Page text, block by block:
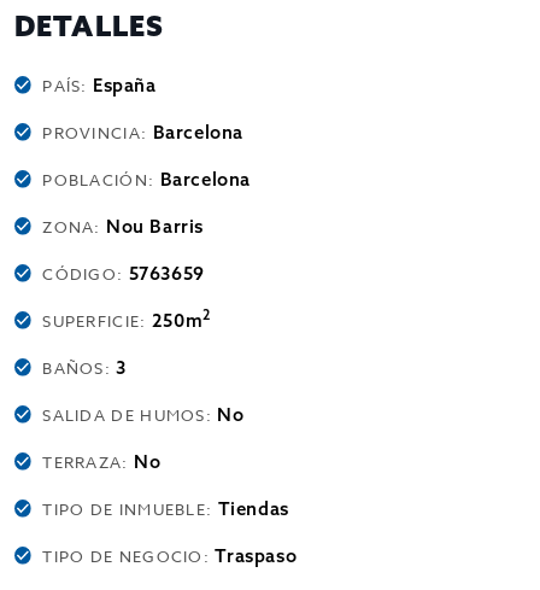
DETALLES
PAÍS: España
PROVINCIA: Barcelona
POBLACIÓN: Barcelona
ZONA: Nou Barris
CÓDIGO: 5763659
SUPERFICIE: 250m2
BAÑOS:3
SALIDA DE HUMOS: No
TERRAZA: No
TIPO DE INMUEBLE: Tiendas
TIPO DE NEGOCIO:Traspaso